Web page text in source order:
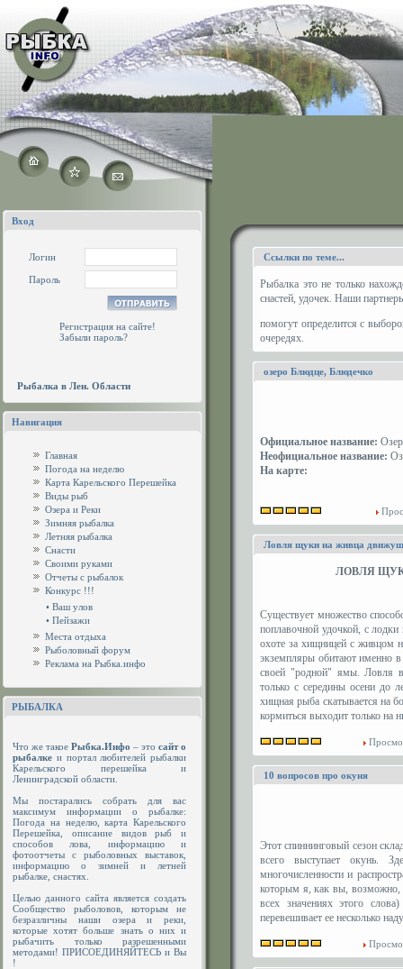
Вход
Логин
Пароль
Регистрация на сайте!
Забыли пароль?
Рыбалка в Лен. Области
Навигация
Главная
Погода на неделю
Карта Карельского Перешейка
Виды рыб
Озера и Реки
Зимняя рыбалка
Летняя рыбалка
Снасти
Своими руками
Отчеты с рыбалок
Конкурс !!!
• Ваш улов
• Пейзажи
Места отдыха
Рыболовный форум
Реклама на Рыбка.инфо
РЫБАЛКА
Что же такое Рыбка.Инфо – это сайт о
рыбалке и портал любителей рыбалки
Карельского перешейка и
Ленинградской области.
Мы постарались собрать для вас
максимум информации о рыбалке:
Погода на неделю, карта Карельского
Перешейка, описание видов рыб и
способов лова, информацию и
фотоотчеты с рыболовных выставок,
информацию о зимней и летней
рыбалке, снастях.
Целью данного сайта является создать
Сообщество рыболовов, которым не
безразличны наши озера и реки,
которые хотят больше знать о них и
рыбачить только разрешенными
методами! ПРИСОЕДИНЯЙТЕСЬ и Вы
!
Ссылки по теме...
Рыбалка это не только
снастей, удочек. Наши
помогут определится с
очередях.
озеро Блюдце, Блюдечко
Официальное название:
Неофициальное название:
На карте:
Ловля щуки на живца
ЛОВЛЯ
Существует множество
поплавочной удочкой, с
охоте за хищницей с живцом
экземпляры обитают именно
своей "родной" ямы. Ловля в
только с середины осени до
хищная рыба скатывается на
кормиться выходит только на
10 вопросов про окуня
Этот спиннинговый сезон
всего выступает окунь.
многочисленности и
которым я, как вы, возможно,
всех значениях этого
перевешивает ее несколько